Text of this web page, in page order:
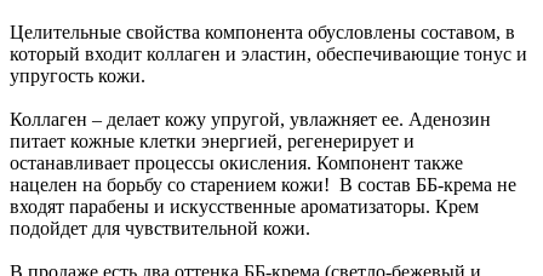
Целительные свойства компонента обусловлены составом, в
который входит коллаген и эластин, обеспечивающие тонус и
упругость кожи.
Коллаген – делает кожу упругой, увлажняет ее. Аденозин
питает кожные клетки энергией, регенерирует и
останавливает процессы окисления. Компонент также
нацелен на борьбу со старением кожи! В состав ББ-крема не
входят парабены и искусственные ароматизаторы. Крем
подойдет для чувствительной кожи.
В продаже есть два оттенка ББ-крема (светло-бежевый и